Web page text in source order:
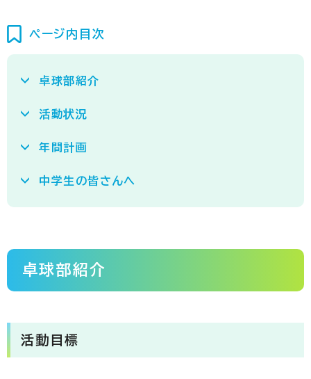
ン
へ
へ
ページ内目次
卓球部紹介
活動状況
年間計画
中学生の皆さんへ
卓球部紹介
活動目標